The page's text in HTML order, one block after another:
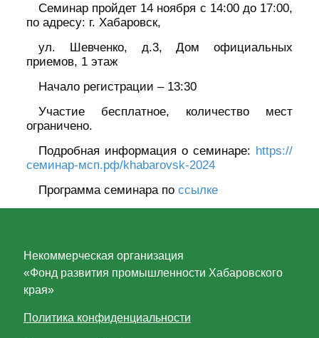
Семинар пройдет 14 ноября с 14:00 до 17:00,
по адресу: г. Хабаровск,
ул. Шевченко, д.3, Дом официальных
приемов, 1 этаж
Начало регистрации – 13:30
Участие бесплатное, количество мест
ограничено.
Подробная информация о семинаре: https://
семинар-мсп.рф/khabarovsk-2024
Программа семинара по ссылке
Некоммерческая организация
«Фонд развития промышленности Хабаровского
края»
Политика конфиденциальности